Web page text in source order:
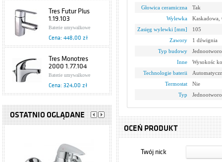
Tres Futur Plus
1.19.103
Baterie umywalkowe
Cena: 448,00 zł
Tres Monotres
2000 1.77.104
Baterie umywalkowe
Cena: 324,00 zł
Tres Eco
1.70.103.02
Baterie umywalkowe
Bateria
OSTATNIO OGLĄDANE
Głowica ceramiczna
Tak
Wylewka
Kaskadowa,
Zasięg wylewki [mm]
105
Zawory
1 dźwignia
Typ budowy
Inne
Wysokośc
Technologie baterii
Termostat
Nie
Typ
OCEŃ PRODUKT
Twój nick